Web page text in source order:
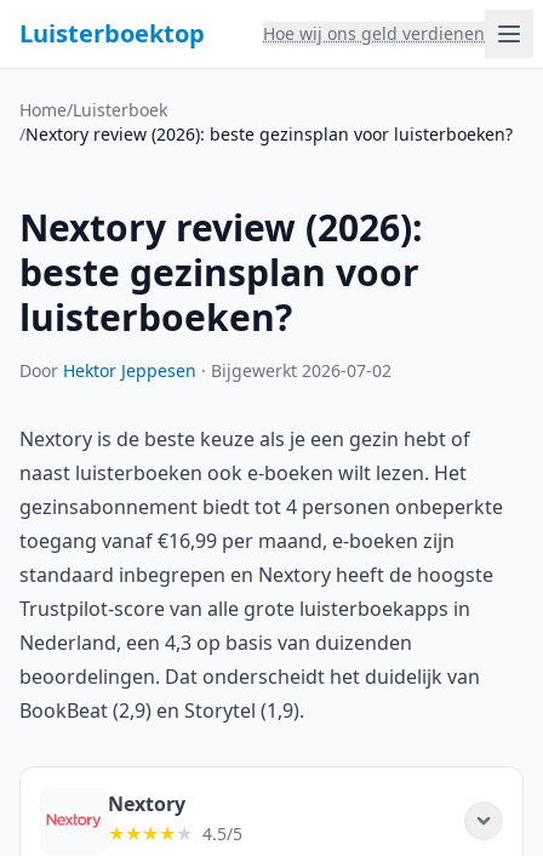
Luisterboektop Hoe wij ons geld verdienen
Home/Luisterboek
/Nextory review (2026): beste gezinsplan voor luisterboeken?
Nextory review (2026):
beste gezinsplan voor
luisterboeken?
Door Hektor Jeppesen · Bijgewerkt 2026-07-02
Nextory is de beste keuze als je een gezin hebt of
naast luisterboeken ook e-boeken wilt lezen. Het
gezinsabonnement biedt tot 4 personen onbeperkte
toegang vanaf €16,99 per maand, e-boeken zijn
standaard inbegrepen en Nextory heeft de hoogste
Trustpilot-score van alle grote luisterboekapps in
Nederland, een 4,3 op basis van duizenden
beoordelingen. Dat onderscheidt het duidelijk van
BookBeat (2,9) en Storytel (1,9).
Nextory
★★★★★ 4.5/5